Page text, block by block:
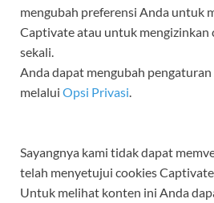
mengubah preferensi Anda untuk
Captivateatau untuk mengizinkan
sekali.
Anda dapat mengubah pengaturan
melalui Opsi Privasi.
Sayangnya kami tidak dapat
telah menyetujui cookiesCaptivate
Untuk melihat konten ini Anda